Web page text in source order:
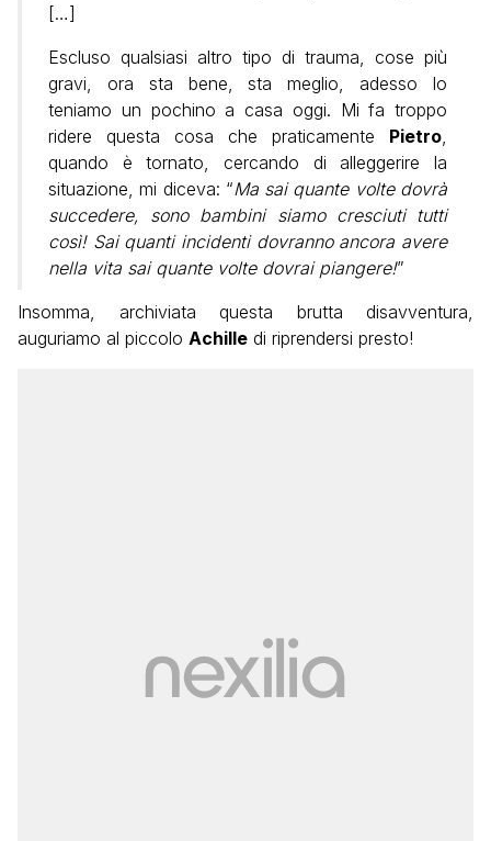
[…]
Escluso qualsiasi altro tipo di trauma, cose più
gravi, ora sta bene, sta meglio, adesso lo
teniamo un pochino a casa oggi. Mi fa troppo
ridere questa cosa che praticamente Pietro
quando è tornato, cercando di alleggerire la
situazione, mi diceva: “Ma sai quante volte dovrà
succedere, sono bambini siamo cresciuti tutti
così! Sai quanti incidenti dovranno ancora avere
nella vita sai quante volte dovrai piangere!”
Insomma, archiviata questa brutta disavventura,
auguriamo al piccolo Achille di riprendersi presto!